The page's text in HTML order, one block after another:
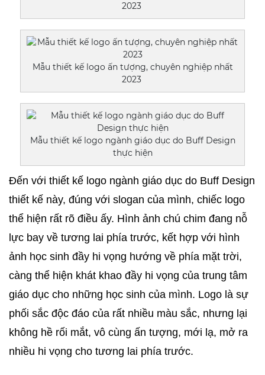
2023
Mẫu thiết kế logo ấn tượng, chuyên nghiệp nhất
2023
Mẫu thiết kế logo ngành giáo dục do Buff Design
thực hiện
Đến với thiết kế logo ngành giáo dục do Buff Design
thiết kế này, đúng với slogan của mình, chiếc logo
thể hiện rất rõ điều ấy. Hình ảnh chú chim đang nỗ
lực bay về tương lai phía trước, kết hợp với hình
ảnh học sinh đầy hi vọng hướng về phía mặt trời,
càng thể hiện khát khao đầy hi vọng của trung tâm
giáo dục cho những học sinh của mình. Logo là sự
phối sắc độc đáo của rất nhiều màu sắc, nhưng lại
không hề rối mắt, vô cùng ấn tượng, mới lạ, mở ra
nhiều hi vọng cho tương lai phía trước.